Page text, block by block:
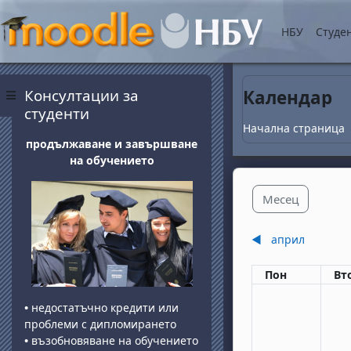
Прескочи на
Страничен панел
НБУ
Календар
Начална страница
Месец
◀︎ април
Понеделник
Пон
Блокове
Консултации за
студенти
продължаване и завършване
на обучението
• недостатъчно кредити или
проблеми с дипломирането
• възобновяване на обучението